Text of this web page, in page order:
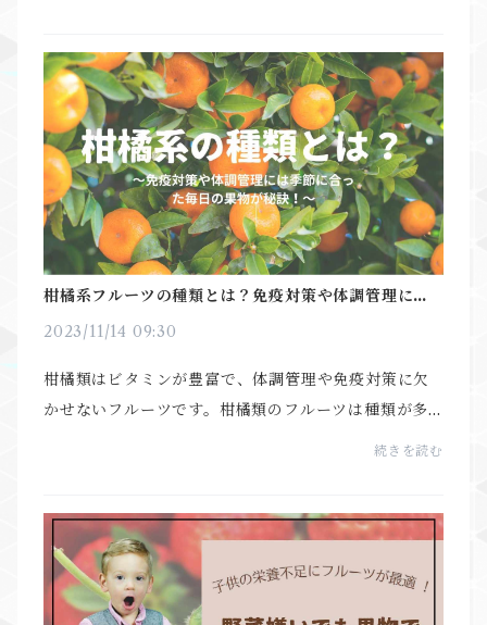
柑橘系フルーツの種類とは？免疫対策や体調管理には
2023/11/14 09:30
柑橘類はビタミンが豊富で、体調管理や免疫対策に欠
かせないフルーツです。柑橘類のフルーツは種類が多
いので、飽きずにいろいろと食べることができます。
続きを読む